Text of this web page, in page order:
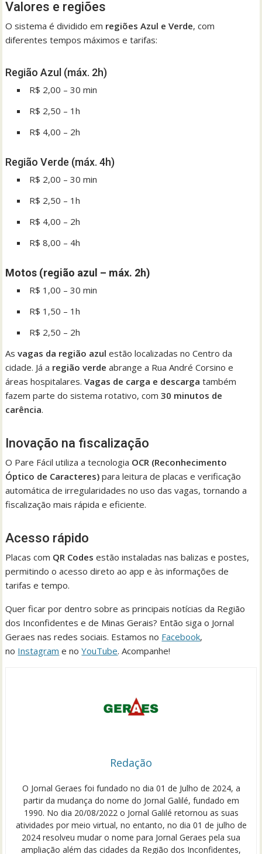
Valores e regiões
O sistema é dividido em regiões Azul e Verde, com
diferentes tempos máximos e tarifas:
Região Azul (máx. 2h)
R$ 2,00 – 30 min
R$ 2,50 – 1h
R$ 4,00 – 2h
Região Verde (máx. 4h)
R$ 2,00 – 30 min
R$ 2,50 – 1h
R$ 4,00 – 2h
R$ 8,00 – 4h
Motos (região azul – máx. 2h)
R$ 1,00 – 30 min
R$ 1,50 – 1h
R$ 2,50 – 2h
Asvagas da região azul estão localizadas no Centro da
cidade. Já a região verde abrange a Rua André Corsino e
áreas hospitalares.Vagas de carga e descarga também
fazem parte do sistema rotativo, com30 minutos de
carência.
Inovação na fiscalização
O Pare Fácil utiliza a tecnologia OCR (Reconhecimento
Óptico de Caracteres) para leitura de placas e verificação
automática de irregularidades no uso das vagas, tornando a
fiscalização mais rápida e eficiente.
Acesso rápido
Placas com QR Codes estão instaladas nas balizas e postes,
permitindo o acesso direto ao app e às informações de
tarifas e tempo.
Quer ficar por dentro sobre as principais notícias da Região
dos Inconfidentes e de Minas Gerais? Então siga o Jornal
Geraes nas redes sociais. Estamos no Facebook,
no Instagram e noYouTube. Acompanhe!
Redação
O Jornal Geraes foi fundado no dia 01 de Julho de 2024, a
partir da mudança do nome do Jornal Galilé, fundado em
1990. No dia 20/08/2022 o Jornal Galilé retornou as suas
atividades por meio virtual, no entanto, no dia 01 de julho de
2024 resolveu mudar o nome para Jornal Geraes pela sua
ampliação além das cidades da Região dos Inconfidentes,